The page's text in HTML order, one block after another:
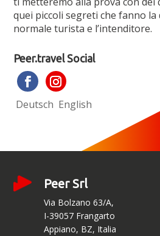
quei piccoli segreti che fanno
normale turista e l’intenditore.
Peer.travel Social
Deutsch English
Peer Srl
Via Bolzano 63/A,
I-39057 Frangarto
Appiano, BZ, Italia